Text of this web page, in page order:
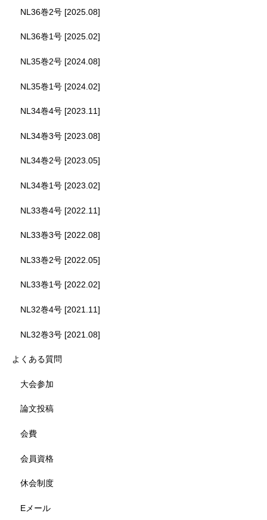
NL36巻2号 [2025.08]
NL36巻1号 [2025.02]
NL35巻2号 [2024.08]
NL35巻1号 [2024.02]
NL34巻4号 [2023.11]
NL34巻3号 [2023.08]
NL34巻2号 [2023.05]
NL34巻1号 [2023.02]
NL33巻4号 [2022.11]
NL33巻3号 [2022.08]
NL33巻2号 [2022.05]
NL33巻1号 [2022.02]
NL32巻4号 [2021.11]
NL32巻3号 [2021.08]
よくある質問
大会参加
論文投稿
会費
会員資格
休会制度
Eメール